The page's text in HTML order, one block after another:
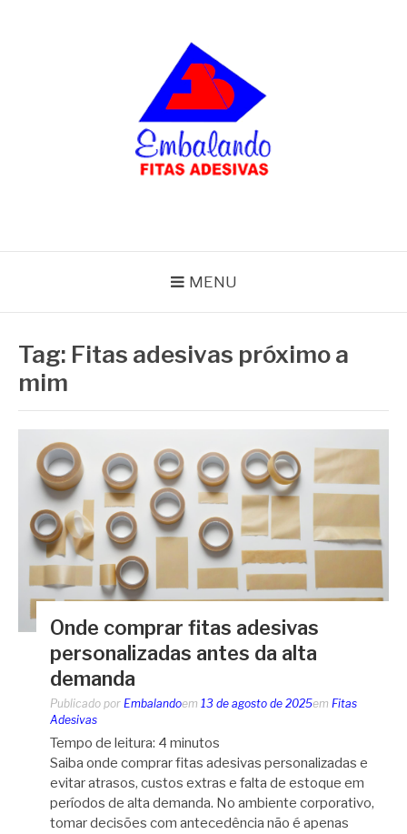
MENU
Tag: Fitas adesivas próximo a
mim
Onde comprar fitas adesivas
personalizadas antes da alta
demanda
Publicado por Embalandoem 13 de agosto de 2025em Fitas
Adesivas
Tempo de leitura: 4 minutos
Saiba onde comprar fitas adesivas personalizadas e
evitar atrasos, custos extras e falta de estoque em
períodos de alta demanda. No ambiente corporativo,
tomar decisões com antecedência não é apenas